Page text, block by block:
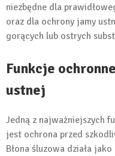
niezbędne dla
oraz dla ochrony jamy
gorących lub ostrych
Funkcje
ustnej
Jedną z najważniejszych
jest ochrona przed
Błona śluzowa działa